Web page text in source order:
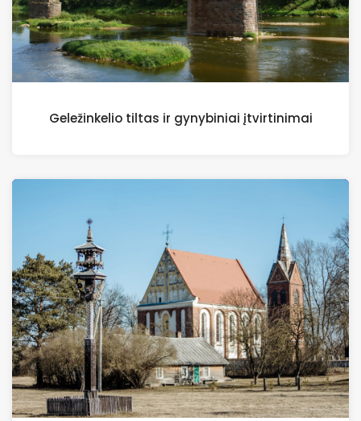
Geležinkelio tiltas ir gynybiniai įtvirtinimai